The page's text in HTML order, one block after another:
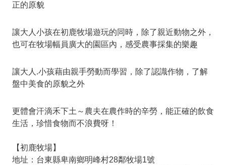
正的原貌
讓大人小孩在初鹿牧場遊玩的同時，除了親近動物之外，
也可在牧場幅員廣大的園區內，感受農事採集的樂趣
讓大人.小孩藉由親手勞動而學習，除了認識作物，了解
盤中美食的原貌之外
更體會汗滴禾下土～農夫在農作時的辛勞，能正確的飲食
生活，珍惜食物而不浪費呀！
【初鹿牧場】
地址：台東縣卑南鄉明峰村28鄰牧場1號